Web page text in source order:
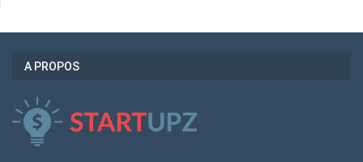
A PROPOS